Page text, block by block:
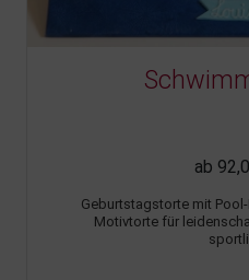
ab
Geburtstagstorte mit
Motivtorte für